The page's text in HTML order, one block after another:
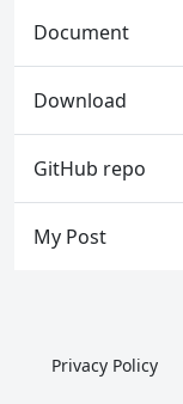
Document
Download
GitHub repo
My Post
Privacy Policy